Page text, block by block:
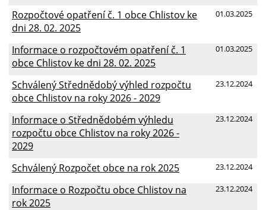
01.03.2025
Rozpočtové opatření č. 1 obce Chlistov ke
dni 28. 02. 2025
01.03.2025
Informace o rozpočtovém opatření č. 1
obce Chlistov ke dni 28. 02. 2025
23.12.2024
Schválený Střednědobý výhled rozpočtu
obce Chlistov na roky 2026 - 2029
23.12.2024
Informace o Střednědobém výhledu
rozpočtu obce Chlistov na roky 2026 -
2029
23.12.2024
Schválený Rozpočet obce na rok 2025
23.12.2024
Informace o Rozpočtu obce Chlistov na
rok 2025